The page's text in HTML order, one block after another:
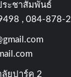
ะชาสัมพันธ์
, 084-878-
ยปาร์ค​ 2